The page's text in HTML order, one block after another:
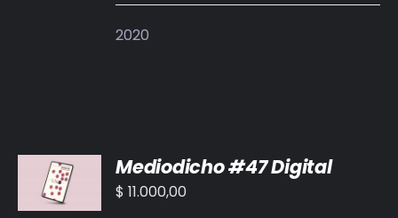
2020
AL
CARRITO
/
Mediodicho #47 Digital
$ 11.000,00